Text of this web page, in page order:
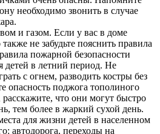
необходимо звонить в случае
и газом. Если у вас в доме
также не забудьте пояснить правила
пожарной безопасности
детей в летний период. Не
с огнем, разводить костры без
опасность поджога тополиного
что они могут быстро
тем более в жаркий сухой день.
для жизни детей в населенном
автодорога, переходы на